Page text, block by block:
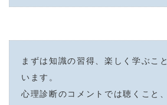
まずは知識の習得、楽しく学ぶこ
います。
心理診断のコメントでは聴くこと